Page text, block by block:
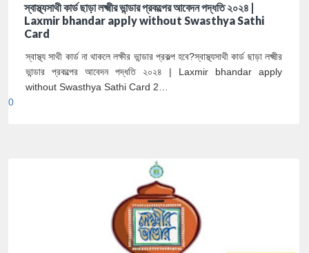
স্বাস্থ্যসাথী কার্ড ছাড়া লক্ষ্মীর ভান্ডার প্রকল্পের আবেদন পদ্ধতি ২০২৪ |
Laxmir bhandar apply without Swasthya Sathi
Card
স্বাস্থ্য সাথী কার্ড না থাকলে লক্ষীর ভান্ডার প্রকল্প হবে?স্বাস্থ্যসাথী কার্ড ছাড়া লক্ষ্মীর
ভান্ডার প্রকল্পের আবেদন পদ্ধতি ২০২৪ | Laxmir bhandar apply
without Swasthya Sathi Card 2…
0